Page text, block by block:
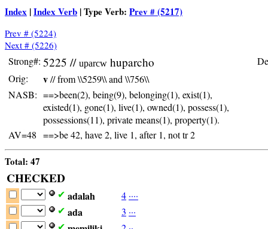
Index |Index Verb | Type Verb: Prev # (5217)
Prev # (5224)
Next # (5226)
Strong#: 5225 // uparcw huparcho
Orig: v// from \\5259\\ and \\756\\
NASB: ==>been(2), being(9), belonging(1), exist(1),
existed(1), gone(1), live(1), owned(1), possess(1),
possessions(11), private means(1), property(1).
AV=48 ==>be 42, have 2, live 1, after 1, not tr 2
Total: 47
CHECKED
✔ adalah 4 ····
✔ ada 3 ···
✔